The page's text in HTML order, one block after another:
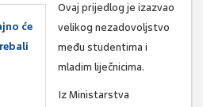
će
Ovaj prijedlog je izazvao
velikog nezadovoljstvo
među studentima i
mladim liječnicima.
Iz Ministarstva